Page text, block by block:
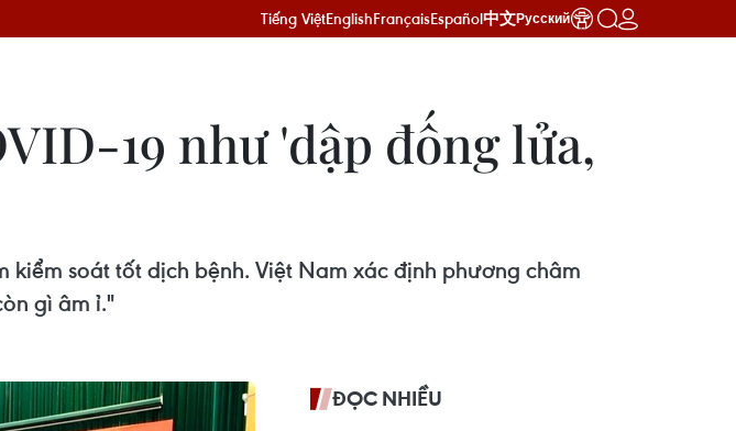
Tiếng ViệtEnglishFrançaisEspañol中文Русский
19 như 'dập đống lửa,
soát tốt dịch bệnh. Việt Nam xác định phương châm
gì âm ỉ."
ĐỌC NHIỀU